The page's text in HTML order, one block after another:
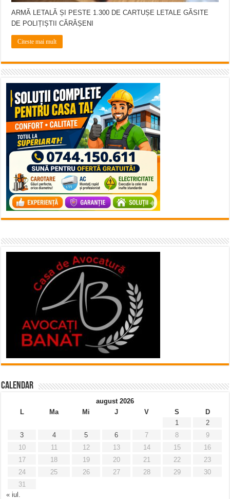
ARMĂ LETALĂ ȘI PESTE 1.300 DE CARTUȘE LETALE GĂSITE
DE POLIȚIȘTII CĂRĂȘENI
Citeste mai mult
Calendar
august 2026
L
Ma Mi J V S
D
1
2
3
4 5 6 7 8
9
10
11 12 13 14 15
16
17
18 19 20 21 22
23
24
25 26 27 28 29
30
31
« iul.